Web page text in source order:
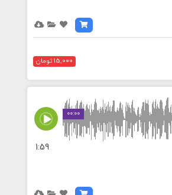
15,000 تومان
00:00
1:59